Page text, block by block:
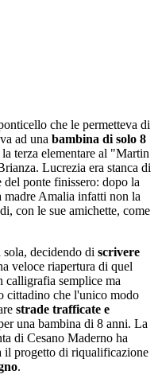
che le permetteva di
ad una bambina di solo 8
terza elementare al "Martin
Lucrezia era stanca di
ponte finissero: dopo la
madre Amalia infatti non la
con le sue amichette, come
decidendo di scrivere
veloce riapertura di quel
calligrafia semplice ma
cittadino che l'unico modo
strade trafficate e
una bambina di 8 anni. La
di Cesano Maderno ha
il progetto di riqualificazione
.